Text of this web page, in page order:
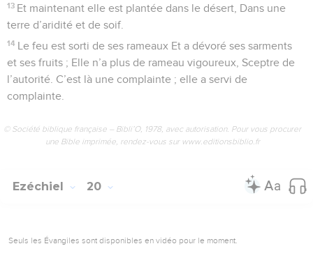
13 Et maintenant elle est plantée dans le désert, Dans une
terre d’aridité et de soif.
14 Le feu est sorti de ses rameaux Et a dévoré ses sarments
et ses fruits ; Elle n’a plus de rameau vigoureux, Sceptre de
l’autorité. C’est là une complainte ; elle a servi de
complainte.
© Société biblique française – Bibli’O, 1978, avec autorisation. Pour vous procurer
une Bible imprimée, rendez-vous sur www.editionsbiblio.fr
Ezéchiel 20
Seuls les Évangiles sont disponibles en vidéo pour le moment.